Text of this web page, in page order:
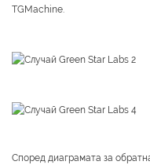
TGMachine.
Според диаграмата за